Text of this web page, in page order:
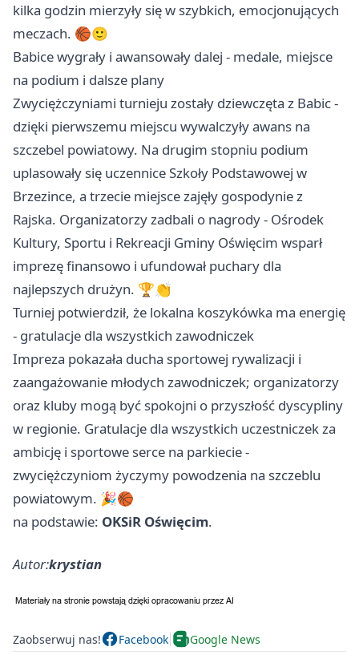
kilka godzin mierzyły się w szybkich, emocjonujących
meczach. 🏀🙂
Babice wygrały i awansowały dalej - medale, miejsce
na podium i dalsze plany
Zwyciężczyniami turnieju zostały dziewczęta z Babic -
dzięki pierwszemu miejscu wywalczyły awans na
szczebel powiatowy. Na drugim stopniu podium
uplasowały się uczennice Szkoły Podstawowej w
Brzezince, a trzecie miejsce zajęły gospodynie z
Rajska. Organizatorzy zadbali o nagrody - Ośrodek
Kultury, Sportu i Rekreacji Gminy Oświęcim wsparł
imprezę finansowo i ufundował puchary dla
najlepszych drużyn. 🏆👏
Turniej potwierdził, że lokalna koszykówka ma energię
- gratulacje dla wszystkich zawodniczek
Impreza pokazała ducha sportowej rywalizacji i
zaangażowanie młodych zawodniczek; organizatorzy
oraz kluby mogą być spokojni o przyszłość dyscypliny
w regionie. Gratulacje dla wszystkich uczestniczek za
ambicję i sportowe serce na parkiecie -
zwyciężczyniom życzymy powodzenia na szczeblu
powiatowym. 🎉🏀
na podstawie: OKSiR Oświęcim.
Autor:krystian
Zaobserwuj nas! Facebook Google News